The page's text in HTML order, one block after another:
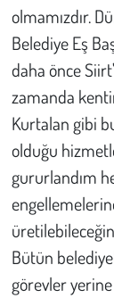
olmamızdır.
Belediye Eş
daha önce
zamanda
Kurtalan gibi
olduğu
gururlandım
Bütün
görevler